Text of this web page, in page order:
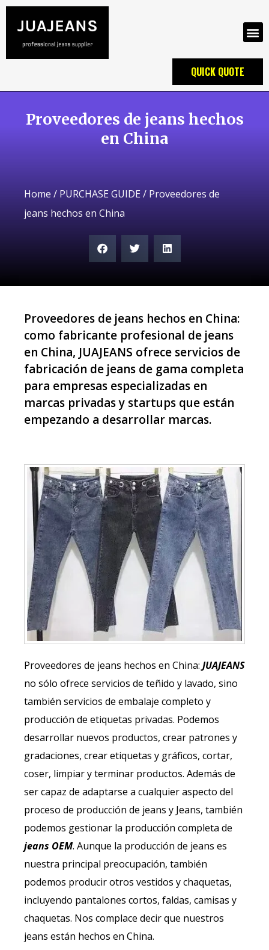
QUICK QUOTE
Proveedores de jeans hechos
en China
Home / PURCHASE GUIDE/ Proveedores de
jeans hechos en China
Proveedores de jeans hechos en China:
como fabricante profesional de jeans
en China, JUAJEANS ofrece servicios de
fabricación de jeans de gama completa
para empresas especializadas en
marcas privadas y startups que están
empezando a desarrollar marcas.
Proveedores de jeans hechos en China: JUAJEANS
no sólo ofrece servicios de teñido y lavado, sino
también servicios de embalaje completo y
producción de etiquetas privadas. Podemos
desarrollar nuevos productos, crear patrones y
gradaciones, crear etiquetas y gráficos, cortar,
coser, limpiar y terminar productos. Además de
ser capaz de adaptarse a cualquier aspecto del
proceso de producción de jeans y Jeans, también
podemos gestionar la producción completa de
jeans OEM. Aunque la producción de jeans es
nuestra principal preocupación, también
podemos producir otros vestidos y chaquetas,
incluyendo pantalones cortos, faldas, camisas y
chaquetas. Nos complace decir que nuestros
jeans están hechos en China.